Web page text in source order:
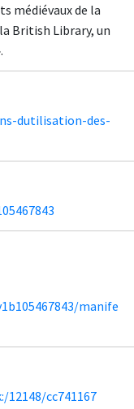
médiévaux de la
British Library, un
dutilisation-des-
manife
cc741167